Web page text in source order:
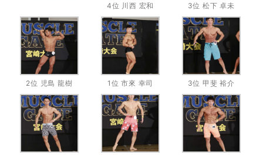
4位 川西 宏和 3位 松下 卓未
2位 児島 龍樹 1位 市來 幸司 3位 甲斐 裕介